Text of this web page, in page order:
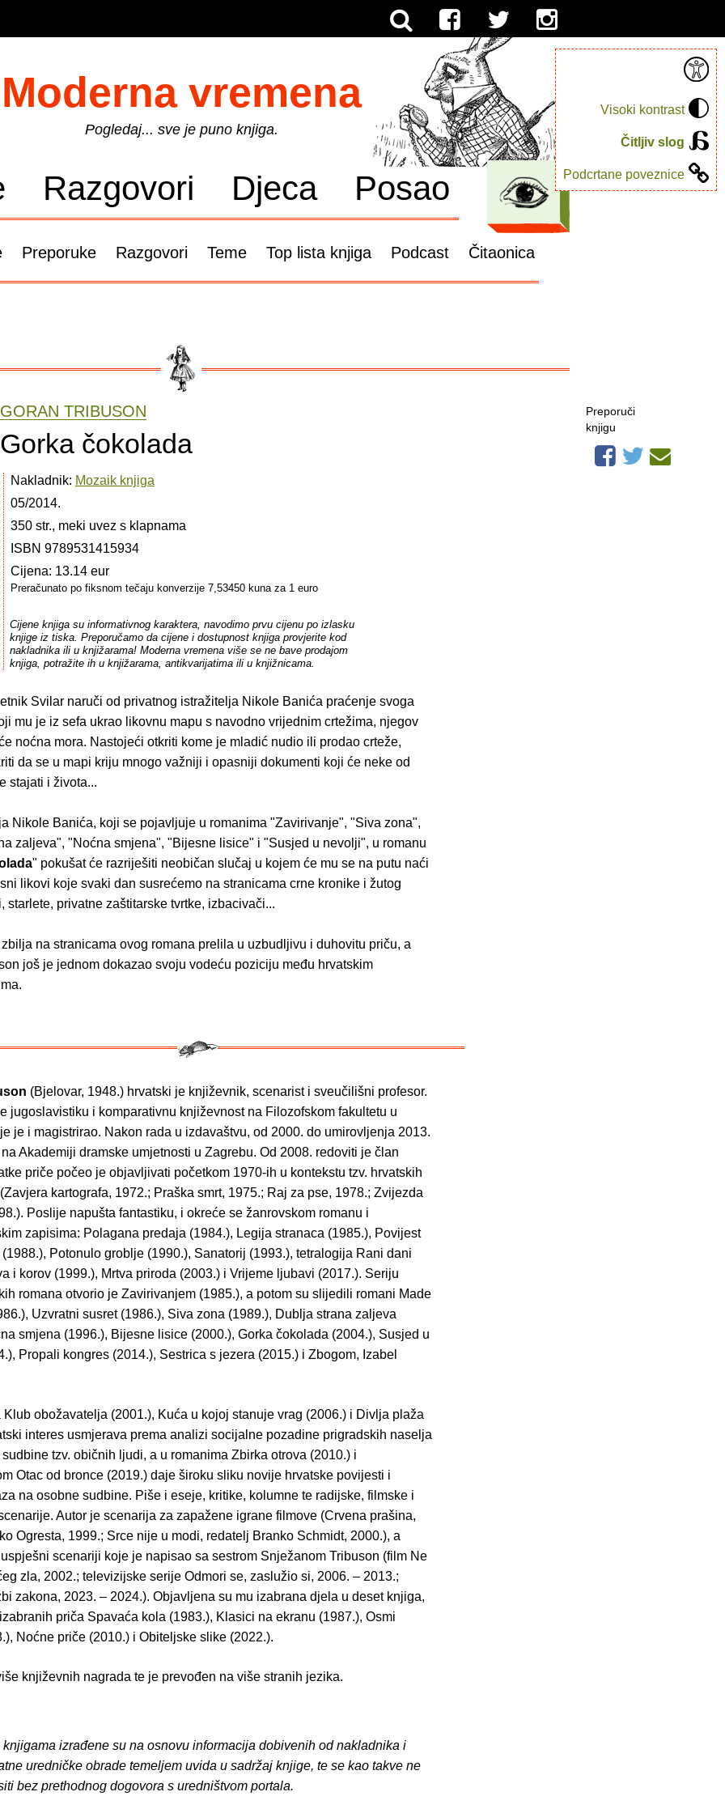
Visoki kontrast
Čitljiv slog
Podcrtane poveznice
Moderna vremena
Pogledaj... sve je puno knjiga.
Razgovori Djeca Posao
Preporuke Razgovori Teme Top lista knjiga Podcast Čitaonica
GORAN TRIBUSON
Gorka čokolada
Nakladnik: Mozaik knjiga
05/2014.
350 str., meki uvez s klapnama
ISBN 9789531415934
Cijena: 13.14 eur
Preračunato po fiksnom tečaju konverzije 7,53450 kuna za 1 euro
Cijene knjiga su informativnog karaktera, navodimo prvu cijenu po izlasku
knjige iz tiska. Preporučamo da cijene i dostupnost knjiga provjerite kod
nakladnika ili u knjižarama! Moderna vremena više se ne bave prodajom
knjiga, potražite ih u knjižarama, antikvarijatima ili u knjižnicama.
Svilar naruči od privatnog istražitelja Nikole Banića praćenje svoga
mu je iz sefa ukrao likovnu mapu s navodno vrijednim crtežima, njegov
noćna mora. Nastojeći otkriti kome je mladić nudio ili prodao crteže,
da se u mapi kriju mnogo važniji i opasniji dokumenti koji će neke od
stajati i života...
Nikole Banića, koji se pojavljuje u romanima "Zavirivanje", "Siva zona",
zaljeva", "Noćna smjena", "Bijesne lisice" i "Susjed u nevolji", u romanu
" pokušat će razriješiti neobičan slučaj u kojem će mu se na putu naći
likovi koje svaki dan susrećemo na stranicama crne kronike i žutog
starlete, privatne zaštitarske tvrtke, izbacivači...
na stranicama ovog romana prelila u uzbudljivu i duhovitu priču, a
još je jednom dokazao svoju vodeću poziciju među hrvatskim
(Bjelovar, 1948.) hrvatski je književnik, scenarist i sveučilišni profesor.
jugoslavistiku i komparativnu književnost na Filozofskom fakultetu u
je i magistrirao. Nakon rada u izdavaštvu, od 2000. do umirovljenja 2013.
Akademiji dramske umjetnosti u Zagrebu. Od 2008. redoviti je član
priče počeo je objavljivati početkom 1970-ih u kontekstu tzv. hrvatskih
kartografa, 1972.; Praška smrt, 1975.; Raj za pse, 1978.; Zvijezda
Poslije napušta fantastiku, i okreće se žanrovskom romanu i
zapisima: Polagana predaja (1984.), Legija stranaca (1985.), Povijest
Potonulo groblje (1990.), Sanatorij (1993.), tetralogija Rani dani
i korov (1999.), Mrtva priroda (2003.) i Vrijeme ljubavi (2017.). Seriju
romana otvorio je Zavirivanjem (1985.), a potom su slijedili romani Made
Uzvratni susret (1986.), Siva zona (1989.), Dublja strana zaljeva
smjena (1996.), Bijesne lisice (2000.), Gorka čokolada (2004.), Susjed u
Propali kongres (2014.), Sestrica s jezera (2015.) i Zbogom, Izabel
Klub obožavatelja (2001.), Kuća u kojoj stanuje vrag (2006.) i Divlja plaža
interes usmjerava prema analizi socijalne pozadine prigradskih naselja
tzv. običnih ljudi, a u romanima Zbirka otrova (2010.) i
Otac od bronce (2019.) daje široku sliku novije hrvatske povijesti i
na osobne sudbine. Piše i eseje, kritike, kolumne te radijske, filmske i
Autor je scenarija za zapažene igrane filmove (Crvena prašina,
Ogresta, 1999.; Srce nije u modi, redatelj Branko Schmidt, 2000.), a
scenariji koje je napisao sa sestrom Snježanom Tribuson (film Ne
zla, 2002.; televizijske serije Odmori se, zaslužio si, 2006. – 2013.;
zakona, 2023. – 2024.). Objavljena su mu izabrana djela u deset knjiga,
priča Spavaća kola (1983.), Klasici na ekranu (1987.), Osmi
Noćne priče (2010.) i Obiteljske slike (2022.).
književnih nagrada te je prevođen na više stranih jezika.
izrađene su na osnovu informacija dobivenih od nakladnika i
uredničke obrade temeljem uvida u sadržaj knjige, te se kao takve ne
bez prethodnog dogovora s uredništvom portala.
Preporuči
knjigu